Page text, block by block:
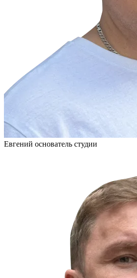
Евгений основатель студии